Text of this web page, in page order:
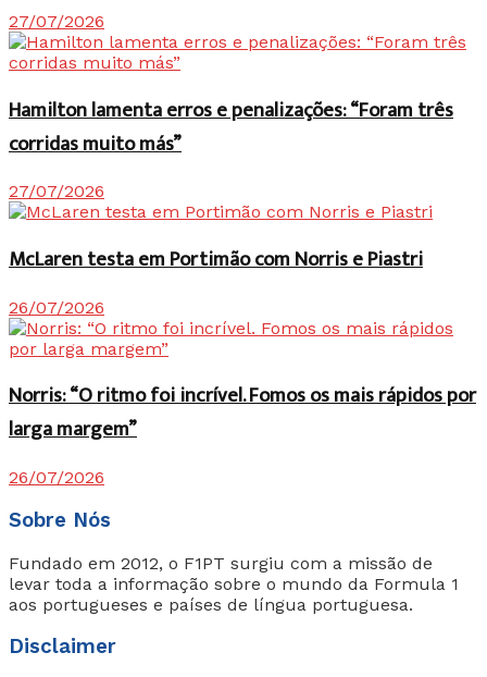
27/07/2026
Hamilton lamenta erros e penalizações: “Foram três
corridas muito más”
27/07/2026
McLaren testa em Portimão com Norris e Piastri
26/07/2026
Norris: “O ritmo foi incrível. Fomos os mais rápidos por
larga margem”
26/07/2026
Sobre Nós
Fundado em 2012, o F1PT surgiu com a missão de
levar toda a informação sobre o mundo da Formula 1
aos portugueses e países de língua portuguesa.
Disclaimer